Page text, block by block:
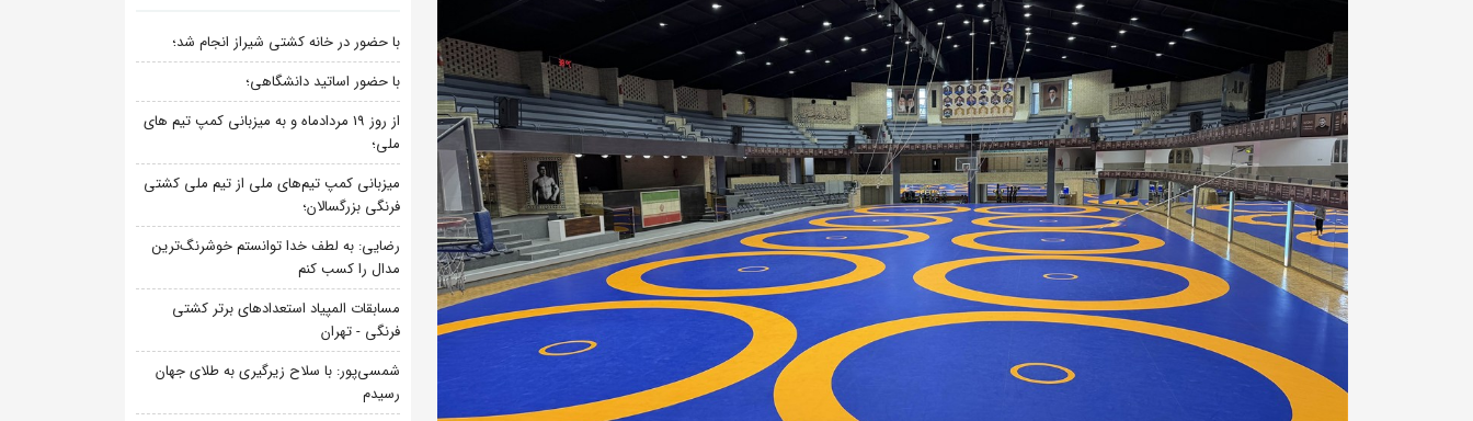
با حضور در خانه کشتی شیراز انجام شد؛
با حضور اساتید دانشگاهی؛
از روز 19 مردادماه و به میزبانی کمپ تیم های
ملی؛
میزبانی کمپ تیم‌های ملی از تیم ملی کشتی
فرنگی بزرگسالان؛
رضایی: به لطف خدا توانستم خوشرنگ‌ترین
مدال را کسب کنم
مسابقات المپیاد استعدادهای برتر کشتی
فرنگی - تهران
شمسی‌پور: با سلاح زیرگیری به طلای جهان
رسیدم